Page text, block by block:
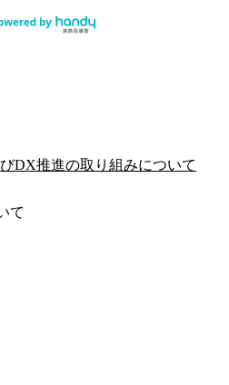
DX推進の取り組みについて
て